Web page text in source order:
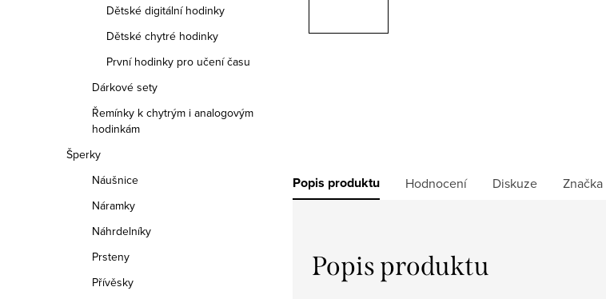
Dětské digitální hodinky
Dětské chytré hodinky
První hodinky pro učení času
Dárkové sety
Řemínky k chytrým i analogovým
hodinkám
Šperky
Náušnice
Náramky
Náhrdelníky
Prsteny
Přívěsky
Popis produktu Hodnocení Diskuze Značka
Popis produktu